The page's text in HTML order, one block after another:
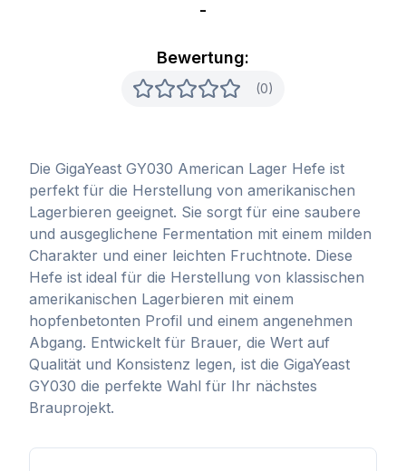
Bewertung:
(0)
-
Die GigaYeast GY030 American Lager Hefe ist
perfekt für die Herstellung von amerikanischen
Lagerbieren geeignet. Sie sorgt für eine saubere
und ausgeglichene Fermentation mit einem milden
Charakter und einer leichten Fruchtnote. Diese
Hefe ist ideal für die Herstellung von klassischen
amerikanischen Lagerbieren mit einem
hopfenbetonten Profil und einem angenehmen
Abgang. Entwickelt für Brauer, die Wert auf
Qualität und Konsistenz legen, ist die GigaYeast
GY030 die perfekte Wahl für Ihr nächstes
Brauprojekt.